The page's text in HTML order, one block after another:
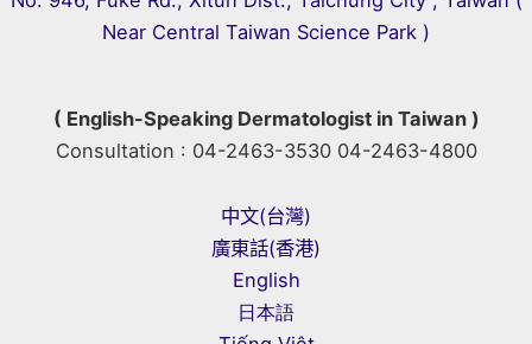
Near Central Taiwan Science Park )
( English-Speaking Dermatologist in Taiwan )
Consultation : 04-2463-3530 04-2463-4800
中文(台灣)
廣東話(香港)
English
日本語